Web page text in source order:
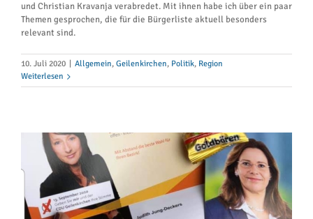
und Christian Kravanja verabredet. Mit ihnen habe ich über ein paar
Themen gesprochen, die für die Bürgerliste aktuell besonders
relevant sind.
10. Juli 2020 Allgemein, Geilenkirchen, Politik, Region
Weiterlesen